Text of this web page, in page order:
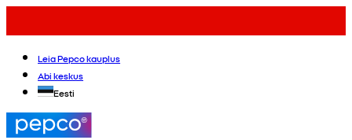
Leia Pepco kauplus
Abi keskus
Eesti